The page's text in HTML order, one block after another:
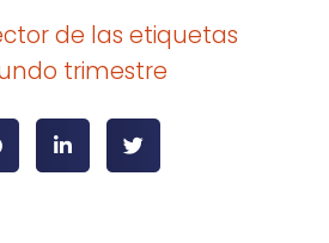
de las etiquetas
trimestre